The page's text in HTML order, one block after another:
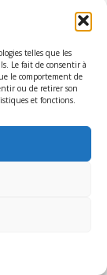
telles que les
Le fait de consentir à
le comportement de
ou de retirer son
et fonctions.